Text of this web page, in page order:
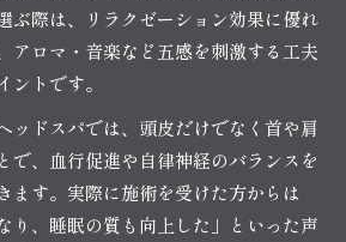
ぶ際は、リラクゼーション効果に優れ
アロマ・音楽など五感を刺激する工夫
ントです。
ッドスパでは、頭皮だけでなく首や肩
で、血行促進や自律神経のバランスを
ます。実際に施術を受けた方からは
り、睡眠の質も向上した」といった声